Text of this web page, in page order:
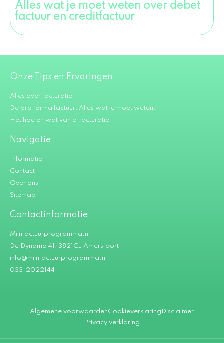
Alles wat je moet weten over debet
factuur en creditfactuur
Onze Tips en Ervaringen
Alles over facturatie
De pro forma factuur: Alles wat je moet weten.
Het hoe en wat van e-facturatie
Navigatie
Informatief
Contact
Over ons
Sitemap
Contactinformatie
Mijnfactuurprogramma.nl
De Dynamo 41, 3821CJ Amersfoort
info@mijnfactuurprogramma.nl
033-2022144
Algemene voorwaardenCookieverklaring Disclaimer
Privacy verklaring